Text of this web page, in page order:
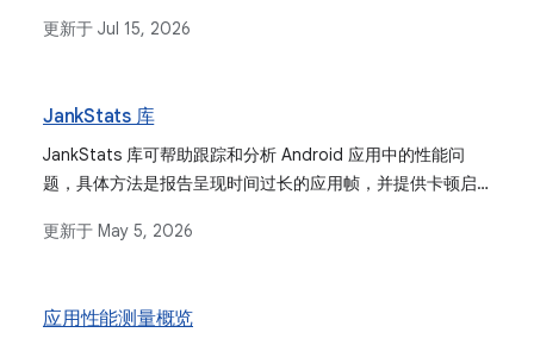
更新于 Jul 15, 2026
JankStats 库
JankStats 库可帮助跟踪和分析 Android 应用中的性能问
题，具体方法是报告呈现时间过长的应用帧，并提供卡顿启
更新于 May 5, 2026
应用性能测量概览